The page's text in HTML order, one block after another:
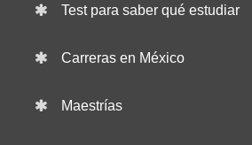
Test para saber qué estudiar
Carreras en México
Maestrías